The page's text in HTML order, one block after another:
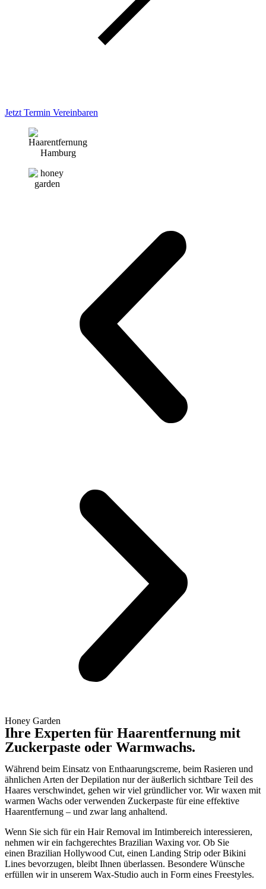
Jetzt Termin Vereinbaren
Honey Garden
Ihre Experten für Haarentfernung mit
Zuckerpaste oder Warmwachs.
Während beim Einsatz von Enthaarungscreme, beim Rasieren und
ähnlichen Arten der Depilation nur der äußerlich sichtbare Teil des
Haares verschwindet, gehen wir viel gründlicher vor. Wir waxen mit
warmen Wachs oder verwenden Zuckerpaste für eine effektive
Haarentfernung – und zwar lang anhaltend.
Wenn Sie sich für ein Hair Removal im Intimbereich interessieren,
nehmen wir ein fachgerechtes Brazilian Waxing vor. Ob Sie
einen Brazilian Hollywood Cut, einen Landing Strip oder Bikini
Lines bevorzugen, bleibt Ihnen überlassen. Besondere Wünsche
erfüllen wir in unserem Wax-Studio auch in Form eines Freestyles.